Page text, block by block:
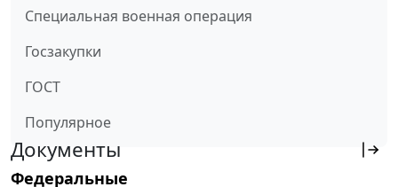
Специальная военная операция
Госзакупки
ГОСТ
Популярное
Документы
Федеральные